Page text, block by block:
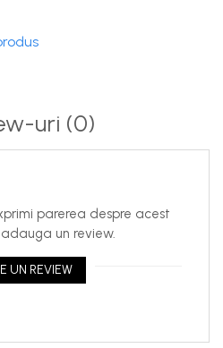
Rezultatele testului FZG
evaluează proprietățile de
ambreiajului în cele trei
Accelerare și Viteză
uri (0)
parerea despre acest
un review.
UN REVIEW